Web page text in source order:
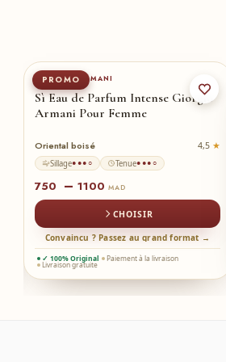
PROMO
GIORGIO ARMANI
Sì Eau de Parfum Intense Giorgio
Armani Pour Femme
Oriental boisé 4,5
Sillage●●●○ Tenue●●●○
750 – 1100 MAD
CHOISIR
Convaincu ? Passez au grand format →
✓ 100% Original Paiement à la livraison
Livraison gratuite